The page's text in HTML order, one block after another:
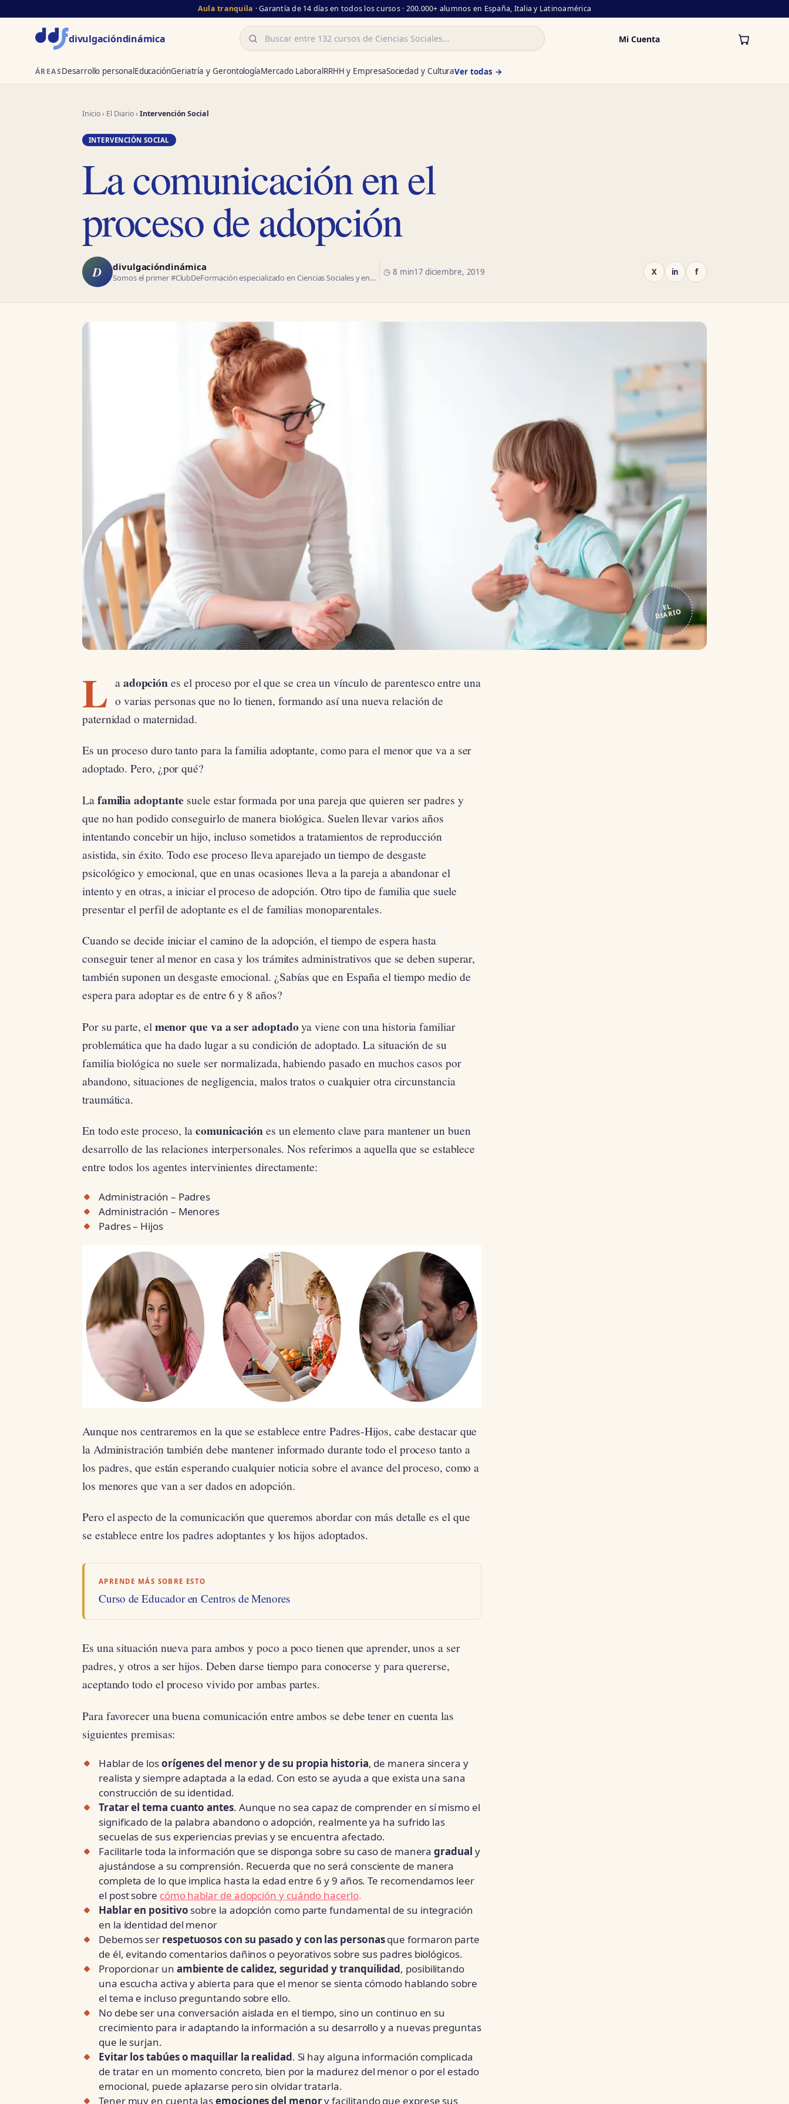
Aula tranquila · Garantía de 14 días en todos los cursos · 200.000+ alumnos en España, Italia y Latinoamérica
divulgacióndinámica Buscar Mi Cuenta
ÁREASDesarrollo personalEducaciónGeriatría y GerontologíaMercado LaboralRRHH y EmpresaSociedad y CulturaVer todas →
Inicio› El Diario›Intervención Social
INTERVENCIÓN SOCIAL
La comunicación en el
proceso de adopción
D divulgacióndinámica
Somos el primer #ClubDeFormación especializado en Ciencias Sociales y en…
◷ 8 min17 diciembre, 2019 X in f
EL
DIARIO
L aadopciónes el proceso por el que se crea un vínculo de parentesco entre una
o varias personas que no lo tienen, formando así una nueva relación de
paternidad o maternidad.
Es un proceso duro tanto para la familia adoptante, como para el menor que va a ser
adoptado. Pero, ¿por qué?
Lafamilia adoptante suele estar formada por una pareja que quieren ser padres y
que no han podido conseguirlo de manera biológica. Suelen llevar varios años
intentando concebir un hijo, incluso sometidos a tratamientos de reproducción
asistida, sin éxito. Todo ese proceso lleva aparejado un tiempo de desgaste
psicológico y emocional, que en unas ocasiones lleva a la pareja a abandonar el
intento y en otras, a iniciar el proceso de adopción. Otro tipo de familia que suele
presentar el perfil de adoptante es el de familias monoparentales.
Cuando se decide iniciar el camino de la adopción, el tiempo de espera hasta
conseguir tener al menor en casa y los trámites administrativos que se deben superar,
también suponen un desgaste emocional. ¿Sabías que en España el tiempo medio de
espera para adoptar es de entre 6 y 8 años?
Por su parte, el menor que va a ser adoptadoya viene con una historia familiar
problemática que ha dado lugar a su condición de adoptado. La situación de su
familia biológica no suele ser normalizada, habiendo pasado en muchos casos por
abandono, situaciones de negligencia, malos tratos o cualquier otra circunstancia
traumática.
En todo este proceso, lacomunicaciónes un elemento clave para mantener un buen
desarrollo de las relaciones interpersonales. Nos referimos a aquella que se establece
entre todos los agentes intervinientes directamente:
Administración – Padres
Administración – Menores
Padres – Hijos
Aunque nos centraremos en la que se establece entre Padres-Hijos, cabe destacar que
la Administración también debe mantener informado durante todo el proceso tanto a
los padres, que están esperando cualquier noticia sobre el avance del proceso, como a
los menores que van a ser dados en adopción.
Pero el aspecto de la comunicación que queremos abordar con más detalle es el que
se establece entre los padres adoptantes y los hijos adoptados.
APRENDE MÁS SOBRE ESTO
Curso de Educador en Centros de Menores
Es una situación nueva para ambos y poco a poco tienen que aprender, unos a ser
padres, y otros a ser hijos. Deben darse tiempo para conocerse y para quererse,
aceptando todo el proceso vivido por ambas partes.
Para favorecer una buena comunicación entre ambos se debe tener en cuenta las
siguientes premisas:
Hablar de losorígenes del menor y de su propia historia, de manera sincera y
realista y siempre adaptada a la edad. Con esto se ayuda a que exista una sana
construcción de su identidad.
Tratar el tema cuanto antes. Aunque no sea capaz de comprender en sí mismo el
significado de la palabra abandono o adopción, realmente ya ha sufrido las
secuelas de sus experiencias previas y se encuentra afectado.
Facilitarle toda la información que se disponga sobre su caso de maneragradual y
ajustándose a su comprensión. Recuerda que no será consciente de manera
completa de lo que implica hasta la edad entre 6 y 9 años. Te recomendamos leer
el post sobre cómo hablar de adopción y cuándo hacerlo.
Hablar en positivo sobre la adopción como parte fundamental de su integración
en la identidad del menor
Debemos ser respetuosos con su pasado y con las personasque formaron parte
de él, evitando comentarios dañinos o peyorativos sobre sus padres biológicos.
Proporcionar un ambiente de calidez, seguridad y tranquilidad, posibilitando
una escucha activa y abierta para que el menor se sienta cómodo hablando sobre
el tema e incluso preguntando sobre ello.
No debe ser una conversación aislada en el tiempo, sino un continuo en su
crecimiento para ir adaptando la información a su desarrollo y a nuevas preguntas
que le surjan.
Evitar los tabúes o maquillar la realidad. Si hay alguna información complicada
de tratar en un momento concreto, bien por la madurez del menor o por el estado
emocional, puede aplazarse pero sin olvidar tratarla.
Tener muy en cuenta lasemociones del menory facilitando que exprese sus